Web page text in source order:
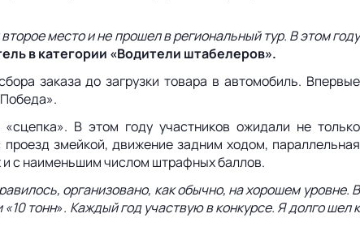
место и не прошел в региональный тур. В этом году
в категории «Водители штабелеров».
заказа до загрузки товара в автомобиль. Впервые
В этом году участников ожидали не только
змейкой, движение задним ходом, параллельная
и с наименьшим числом штрафных баллов.
организовано, как обычно, на хорошем уровне. В
тонн». Каждый год участвую в конкурсе. Я долго шел к